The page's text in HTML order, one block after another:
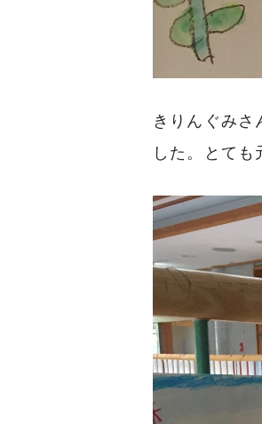
きりんぐみさ
した。とても